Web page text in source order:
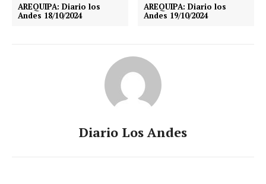
AREQUIPA: Diario los
Andes 18/10/2024
AREQUIPA: Diario los
Andes 19/10/2024
Diario Los Andes